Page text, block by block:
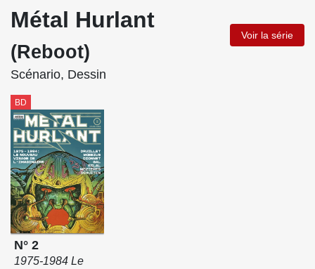
Métal Hurlant
(Reboot)
Voir la série
Scénario, Dessin
BD
N° 2
1975-1984 Le